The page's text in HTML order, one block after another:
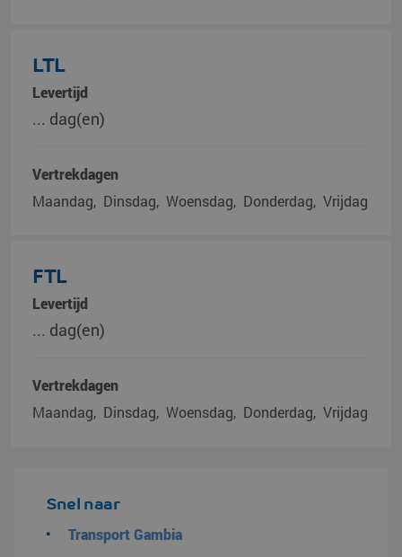
LTL
Levertijd
... dag(en)
Vertrekdagen
Maandag
Dinsdag Woensdag Donderdag Vrijdag
FTL
Levertijd
... dag(en)
Vertrekdagen
Maandag
Dinsdag Woensdag Donderdag Vrijdag
Snel naar
Transport Gambia